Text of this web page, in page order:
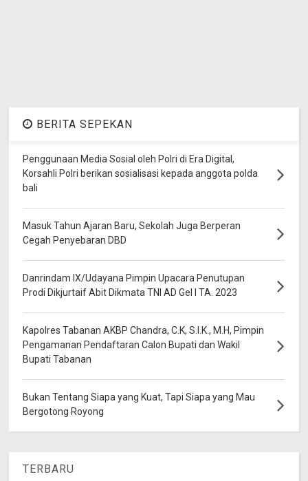
BERITA SEPEKAN
Penggunaan Media Sosial oleh Polri di Era Digital,
Korsahli Polri berikan sosialisasi kepada anggota polda
bali
Masuk Tahun Ajaran Baru, Sekolah Juga Berperan
Cegah Penyebaran DBD
Danrindam IX/Udayana Pimpin Upacara Penutupan
Prodi Dikjurtaif Abit Dikmata TNI AD Gel I TA. 2023
Kapolres Tabanan AKBP Chandra, C.K, S.I.K., M.H, Pimpin
Pengamanan Pendaftaran Calon Bupati dan Wakil
Bupati Tabanan
Bukan Tentang Siapa yang Kuat, Tapi Siapa yang Mau
Bergotong Royong
TERBARU